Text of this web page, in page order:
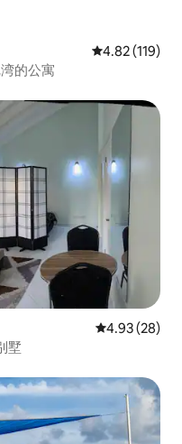
平均评分 4.82
4.82 (119)
的公寓
平均评分
4.93 (28)
墅